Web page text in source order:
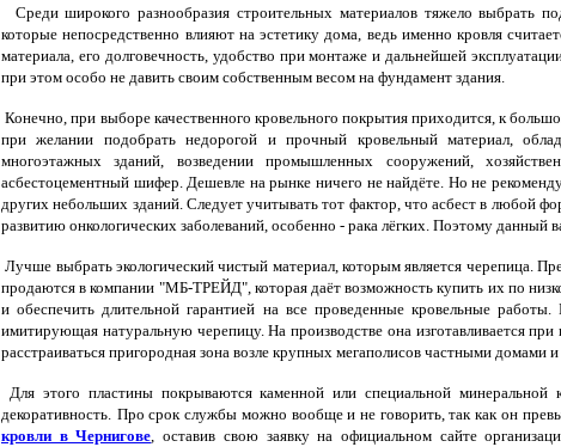
Среди широкого разнообразия строительных материалов тяжело выбрать
которые непосредственно влияют на эстетику дома, ведь именно кровля
материала, его долговечность, удобство при монтаже и дальнейшей
при этом особо не давить своим собственным весом на фундамент здания.
Конечно, при выборе качественного кровельного покрытия приходится, к
при желании подобрать недорогой и прочный кровельный материал,
многоэтажных зданий, возведении промышленных сооружений,
асбестоцементный шифер. Дешевле на рынке ничего не найдёте. Но не
других небольших зданий. Следует учитывать тот фактор, что асбест в любой
развитию онкологических заболеваний, особенно - рака лёгких. Поэтому данный
Лучше выбрать экологический чистый материал, которым является черепица.
продаются в компании "МБ-ТРЕЙД", которая даёт возможность купить их по
и обеспечить длительной гарантией на все проведенные кровельные
имитирующая натуральную черепицу. На производстве она изготавливается
расстраиваться пригородная зона возле крупных мегаполисов частными домами
Для этого пластины покрываются каменной или специальной
декоративность. Про срок службы можно вообще и не говорить, так как он
кровли в Чернигове, оставив свою заявку на официальном сайте